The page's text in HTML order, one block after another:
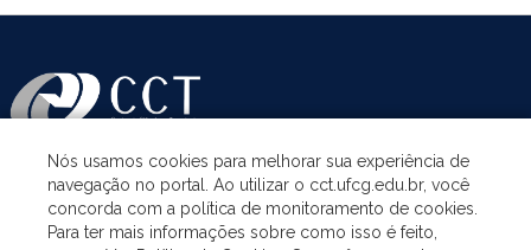
ASSUNTOS
Nós usamos cookies para melhorar sua experiência de
navegação no portal. Ao utilizar o cct.ufcg.edu.br, você
concorda com a política de monitoramento de cookies.
Para ter mais informações sobre como isso é feito,